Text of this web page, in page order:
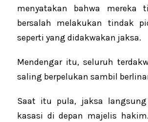
menyatakan bahwa mereka
bersalah melakukan tindak
seperti yang didakwakan jaksa.
Mendengar itu, seluruh
saling berpelukan sambil
Saat itu pula, jaksa langsung
kasasi di depan majelis